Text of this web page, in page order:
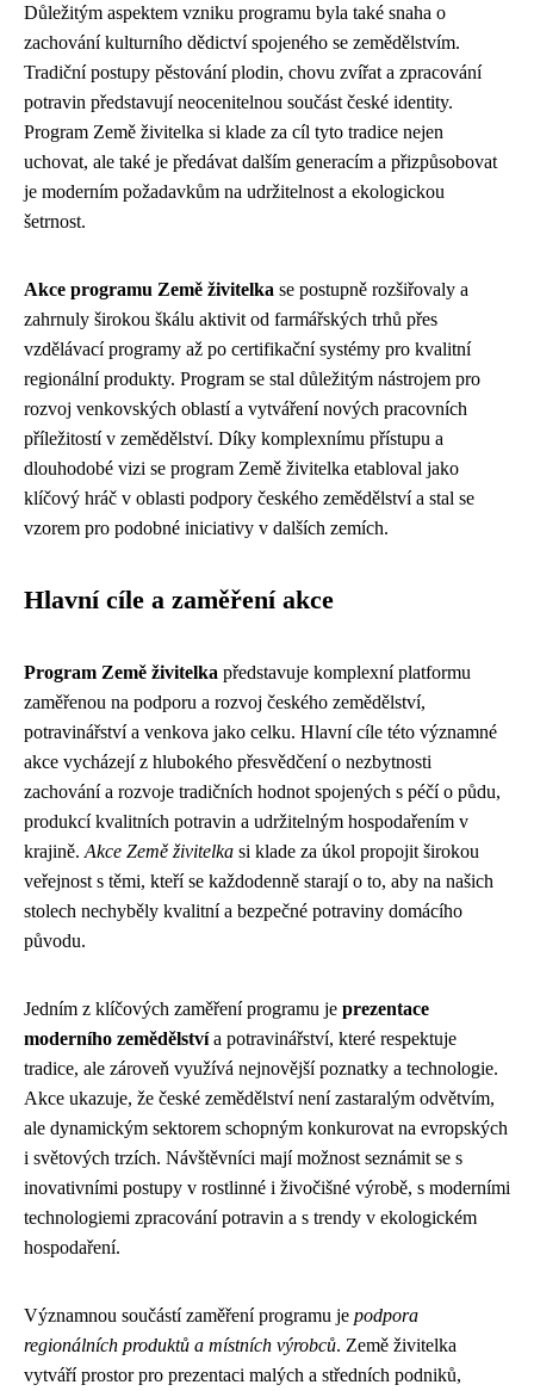
Důležitým aspektem vzniku programu byla také snaha o
zachování kulturního dědictví spojeného se zemědělstvím.
Tradiční postupy pěstování plodin, chovu zvířat a zpracování
potravin představují neocenitelnou součást české identity.
Program Země živitelka si klade za cíl tyto tradice nejen
uchovat, ale také je předávat dalším generacím a přizpůsobovat
je moderním požadavkům na udržitelnost a ekologickou
šetrnost.
Akce programu Země živitelka se postupně rozšiřovaly a
zahrnuly širokou škálu aktivit od farmářských trhů přes
vzdělávací programy až po certifikační systémy pro kvalitní
regionální produkty. Program se stal důležitým nástrojem pro
rozvoj venkovských oblastí a vytváření nových pracovních
příležitostí v zemědělství. Díky komplexnímu přístupu a
dlouhodobé vizi se program Země živitelka etabloval jako
klíčový hráč v oblasti podpory českého zemědělství a stal se
vzorem pro podobné iniciativy v dalších zemích.
Hlavní cíle a zaměření akce
Program Země živitelka představuje komplexní platformu
zaměřenou na podporu a rozvoj českého zemědělství,
potravinářství a venkova jako celku. Hlavní cíle této významné
akce vycházejí z hlubokého přesvědčení o nezbytnosti
zachování a rozvoje tradičních hodnot spojených s péčí o půdu,
produkcí kvalitních potravin a udržitelným hospodařením v
krajině. Akce Země živitelka si klade za úkol propojit širokou
veřejnost s těmi, kteří se každodenně starají o to, aby na našich
stolech nechyběly kvalitní a bezpečné potraviny domácího
původu.
Jedním z klíčových zaměření programu je prezentace
moderního zemědělstvía potravinářství, které respektuje
tradice, ale zároveň využívá nejnovější poznatky a technologie.
Akce ukazuje, že české zemědělství není zastaralým odvětvím,
ale dynamickým sektorem schopným konkurovat na evropských
i světových trzích. Návštěvníci mají možnost seznámit se s
inovativními postupy v rostlinné i živočišné výrobě, s moderními
technologiemi zpracování potravin a s trendy v ekologickém
hospodaření.
Významnou součástí zaměření programu je podpora
regionálních produktů a místních výrobců. Země živitelka
vytváří prostor pro prezentaci malých a středních podniků,